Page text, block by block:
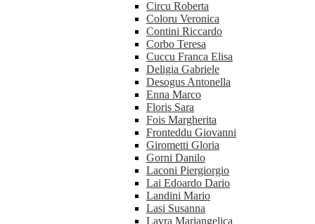
Circu Roberta
Coloru Veronica
Contini Riccardo
Corbo Teresa
Cuccu Franca Elisa
Deligia Gabriele
Desogus Antonella
Enna Marco
Floris Sara
Fois Margherita
Fronteddu Giovanni
Girometti Gloria
Gorni Danilo
Laconi Piergiorgio
Lai Edoardo Dario
Landini Mario
Lasi Susanna
Lavra Mariangelica